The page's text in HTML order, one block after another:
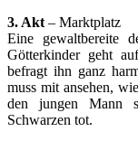
3. Akt – Marktplatz
Eine gewaltbereite
Götterkinder geht
befragt ihn ganz
muss mit ansehen,
den jungen Mann
Schwarzen tot.